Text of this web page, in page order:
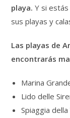
playa.Y si
sus playas y
Las playas de
encontrarás
Marina
Lido delle
Spiaggia